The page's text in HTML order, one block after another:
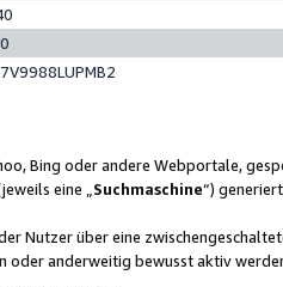
Bing oder andere Webportale,
eine „ Suchmaschine“)
Nutzer über eine
anderweitig bewusst aktiv werden